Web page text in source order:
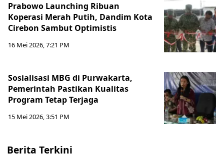
Prabowo Launching Ribuan
Koperasi Merah Putih, Dandim Kota
Cirebon Sambut Optimistis
16 Mei 2026, 7:21 PM
Sosialisasi MBG di Purwakarta,
Pemerintah Pastikan Kualitas
Program Tetap Terjaga
15 Mei 2026, 3:51 PM
Berita Terkini